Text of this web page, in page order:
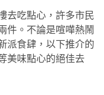
去吃點心，許多市民
件。不論是喧嘩熱鬧
派食肆，以下推介的
美味點心的絕佳去